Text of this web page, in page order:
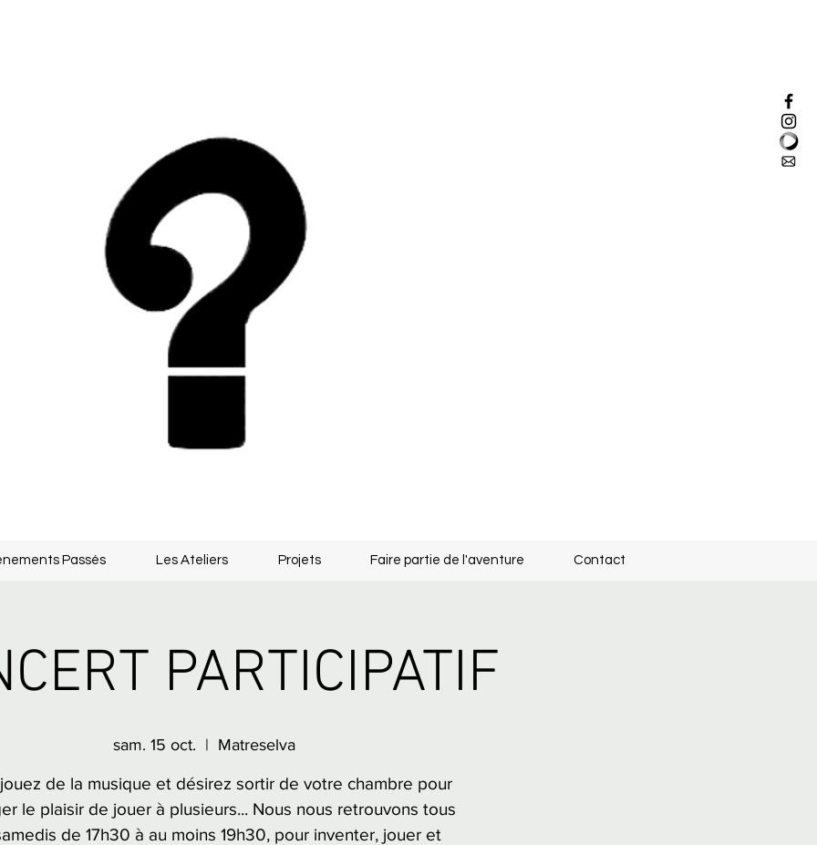
Passés Les Ateliers Projets Faire partie de l'aventure Contact
PARTICIPATIF
sam. 15 oct.
  |
Matreselva
de la musique et désirez sortir de votre chambre pour
le plaisir de jouer à plusieurs... Nous nous retrouvons tous
de 17h30 à au moins 19h30, pour inventer, jouer et